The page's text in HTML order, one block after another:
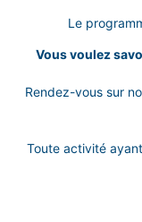
Le
Vous voulez
Rendez-vous sur
Toute activité